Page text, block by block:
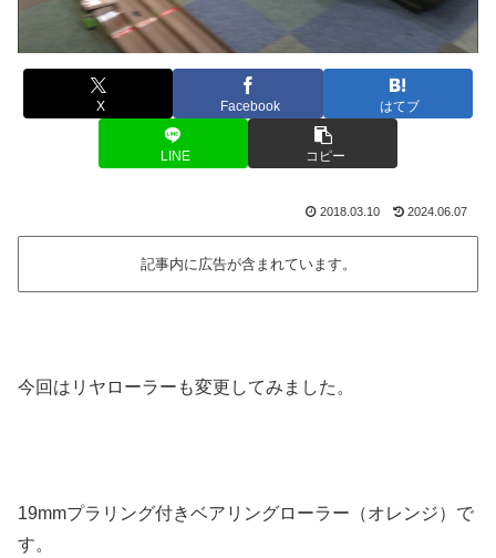
X Facebook はてブ
LINE コピー
2018.03.10 2024.06.07
記事内に広告が含まれています。
今回はリヤローラーも変更してみました。
19mmプラリング付きベアリングローラー（オレンジ）で
す。